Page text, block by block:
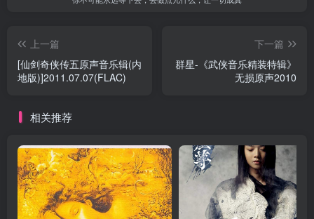
上一篇
[仙剑奇侠传五原声音乐辑(内
地版)]2011.07.07(FLAC)
下一篇
群星-《武侠音乐精装特辑》
无损原声2010
相关推荐